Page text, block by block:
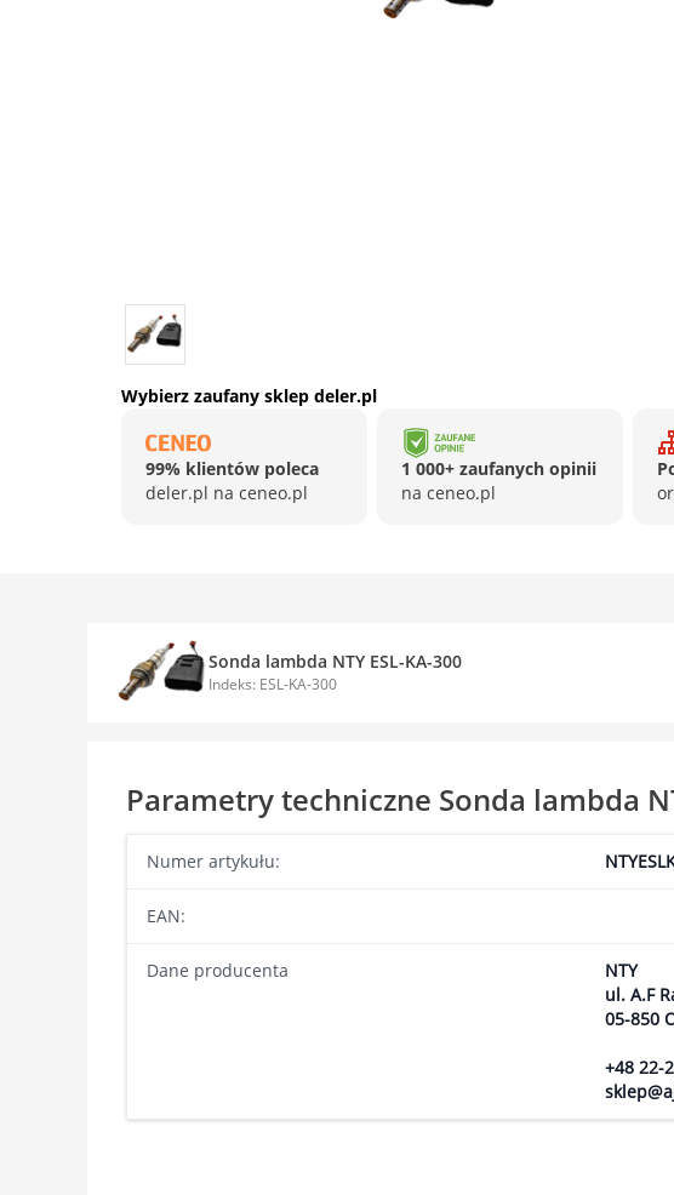
Wybierz zaufany sklep deler.pl
99% klientów poleca
deler.pl na ceneo.pl
1 000+ zaufanych opinii
na ceneo.pl
Sonda lambda NTY ESL-KA-300
Indeks: ESL-KA-300
Parametry techniczne Sonda lambda
Numer artykułu:
EAN:
Dane producenta
NTY
ul. A.F
05-850
+48 22-